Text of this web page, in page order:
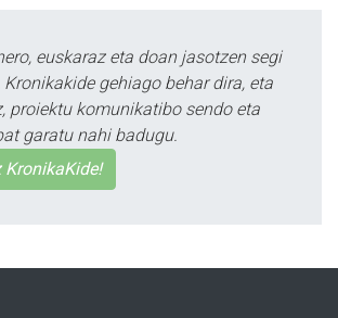
euskaraz eta doan jasotzen segi
gehiago behar dira, eta
proiektu komunikatibo sendo eta
garatu nahi badugu.
KronikaKide!